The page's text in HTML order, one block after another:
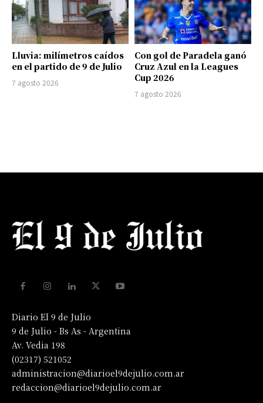
Lluvia: milímetros caídos
en el partido de 9 de Julio
7 agosto 2026
Con gol de Paradela ganó
Cruz Azul en la Leagues
Cup 2026
7 agosto 2026
Diario El 9 de Julio
9 de Julio - Bs As - Argentina
Av. Vedia 198
(02317) 521052
administracion@diarioel9dejulio.com.ar
redaccion@diarioel9dejulio.com.ar